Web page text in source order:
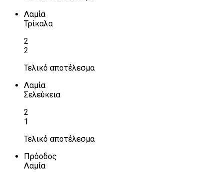
Λαμία
Τρίκαλα
2
2
Τελικό αποτέλεσμα
Λαμία
Σελεύκεια
2
1
Τελικό αποτέλεσμα
Πρόοδος
Λαμία